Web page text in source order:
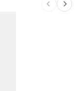
주 등 27개 주 확산